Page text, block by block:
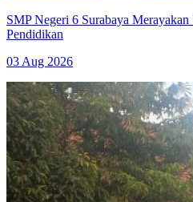
SMP Negeri 6 Surabaya
Pendidikan
03 Aug 2026